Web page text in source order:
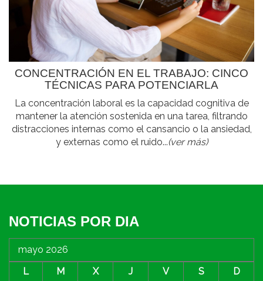
CONCENTRACIÓN EN EL TRABAJO: CINCO
TÉCNICAS PARA POTENCIARLA
La concentración laboral es la capacidad cognitiva de
mantener la atención sostenida en una tarea, filtrando
distracciones internas como el cansancio o la ansiedad,
y externas como el ruido...(ver más)
NOTICIAS POR DIA
mayo 2026
L
M X J V S D